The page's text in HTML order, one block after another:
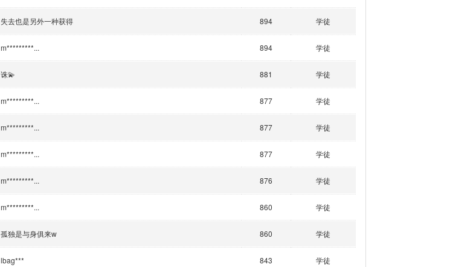
失去也是另外一种获得 894 学徒
m*********... 894 学徒
诛💫 881 学徒
m*********... 877 学徒
m*********... 877 学徒
m*********... 877 学徒
m*********... 876 学徒
m*********... 860 学徒
孤独是与身俱来w 860 学徒
lbag*** 843 学徒